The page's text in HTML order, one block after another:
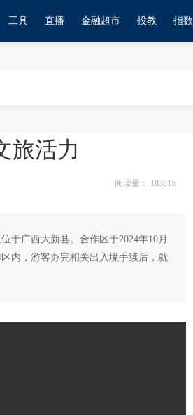
工具 直播 金融超市 投教 指数
旅活力
阅读量： 183815
于广西大新县。合作区于2024年10月
内，游客办完相关出入境手续后，就